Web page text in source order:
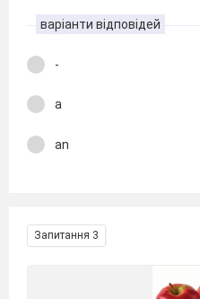
варіанти відповідей
-
a
an
Запитання 3